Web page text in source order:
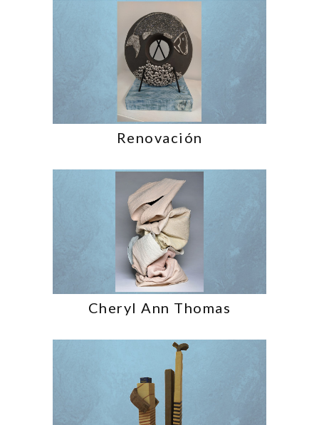
Renovación
Cheryl Ann Thomas